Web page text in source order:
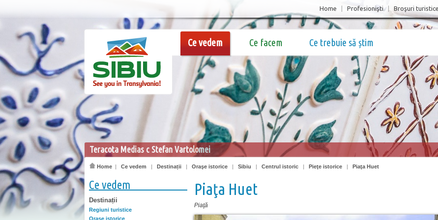
Home Profesionişti Broşuri turistice
Ce vedem Ce facem Ce trebuie să știm
Teracota Medias c Stefan Vartolomei
Home | Ce vedem | Destinații | Oraşe istorice | Sibiu | Centrul istoric | Pieţe istorice | Piaţa Huet
Ce vedem
Destinații
Regiuni turistice
Oraşe istorice
Piaţa Huet
Piaţă